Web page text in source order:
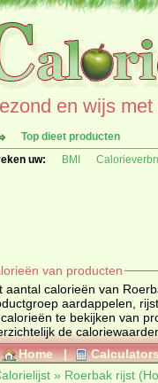
en wijs
Top dieet producten
uw:
BMI
van producten
aantal calorieën van
aardappelen,
te bekijken van
Home |
» Roerbak rijst